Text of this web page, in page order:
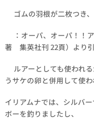
ゴムの羽根が二枚つき
：オーパ、オーパ！！
著 集英社刊 22頁）より
ルアーとしても使われ
うサケの卵と併用して使わ
イリアムナでは、シルバ
ボーを釣りましたし、